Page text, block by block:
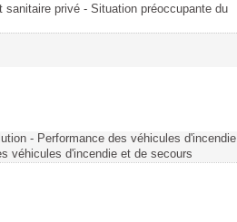
privé - Situation préoccupante du
- Performance des véhicules d'incendie
véhicules d'incendie et de secours